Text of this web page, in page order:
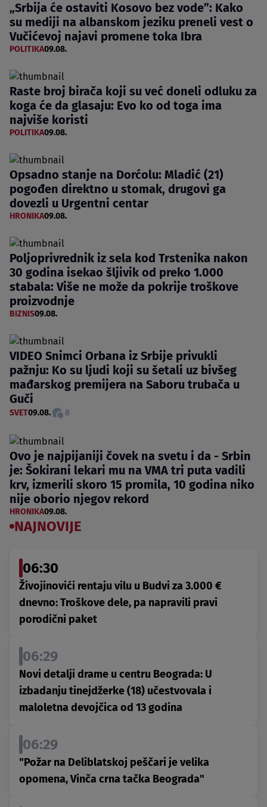
„Srbija će ostaviti Kosovo bez vode”: Kako
su mediji na albanskom jeziku preneli vest o
Vučićevoj najavi promene toka Ibra
POLITIKA09.08.
Raste broj birača koji su već doneli odluku za
koga će da glasaju: Evo ko od toga ima
najviše koristi
POLITIKA09.08.
Opsadno stanje na Dorćolu: Mladić (21)
pogođen direktno u stomak, drugovi ga
dovezli u Urgentni centar
HRONIKA09.08.
Poljoprivrednik iz sela kod Trstenika nakon
30 godina isekao šljivik od preko 1.000
stabala: Više ne može da pokrije troškove
proizvodnje
BIZNIS09.08.
VIDEO Snimci Orbana iz Srbije privukli
pažnju: Ko su ljudi koji su šetali uz bivšeg
mađarskog premijera na Saboru trubača u
Guči
SVET09.08. 8
Ovo je najpijaniji čovek na svetu i da - Srbin
je: Šokirani lekari mu na VMA tri puta vadili
krv, izmerili skoro 15 promila, 10 godina niko
nije oborio njegov rekord
HRONIKA09.08.
NAJNOVIJE
06:30
Živojinovići rentaju vilu u Budvi za 3.000 €
dnevno: Troškove dele, pa napravili pravi
porodični paket
06:29
Novi detalji drame u centru Beograda: U
izbadanju tinejdžerke (18) učestvovala i
maloletna devojčica od 13 godina
06:29
"Požar na Deliblatskoj peščari je velika
opomena, Vinča crna tačka Beograda"